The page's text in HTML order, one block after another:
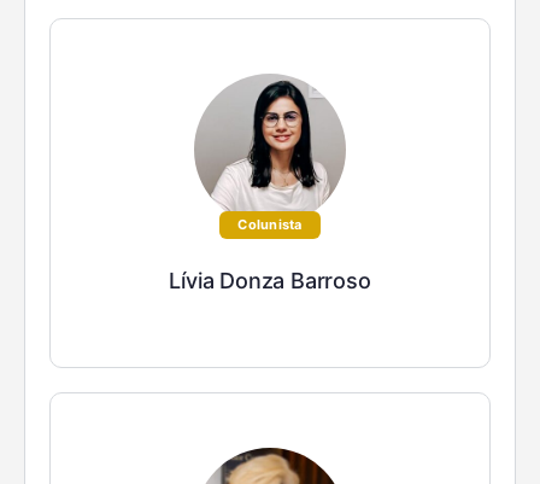
Colunista
Lívia Donza Barroso